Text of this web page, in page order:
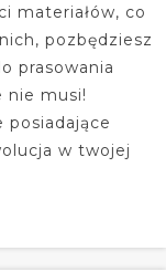
materiałów, co
pozbędziesz
prasowania
nie musi!
posiadające
w twojej